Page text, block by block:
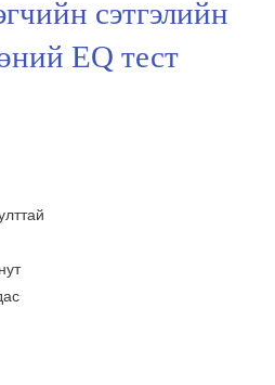
сэтгэлийн
EQ тест